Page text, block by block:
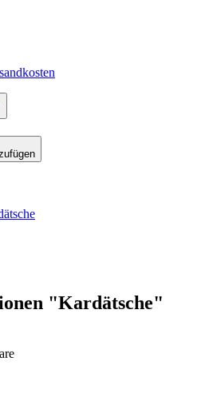
"Kardätsche"